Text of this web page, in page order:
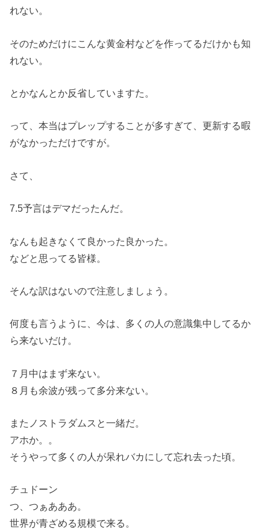
れない。
そのためだけにこんな黄金村などを作ってるだけかも知
れない。
とかなんとか反省していますた。
って、本当はプレップすることが多すぎて、更新する暇
がなかっただけですが。
さて、
7.5予言はデマだったんだ。
なんも起きなくて良かった良かった。
などと思ってる皆様。
そんな訳はないので注意しましょう。
何度も言うように、今は、多くの人の意識集中してるか
ら来ないだけ。
７月中はまず来ない。
８月も余波が残って多分来ない。
またノストラダムスと一緒だ。
アホか。。
そうやって多くの人が呆れバカにして忘れ去った頃。
チュドーン
つ、つぁあああ。
世界が青ざめる規模で来る。